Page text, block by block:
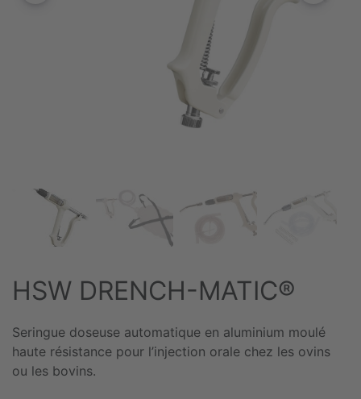
HSW DRENCH-MATIC®
Seringue doseuse automatique en aluminium moulé
haute résistance pour l’injection orale chez les ovins
ou les bovins.